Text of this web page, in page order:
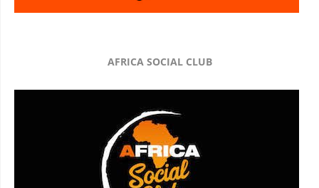
AFRICA SOCIAL CLUB